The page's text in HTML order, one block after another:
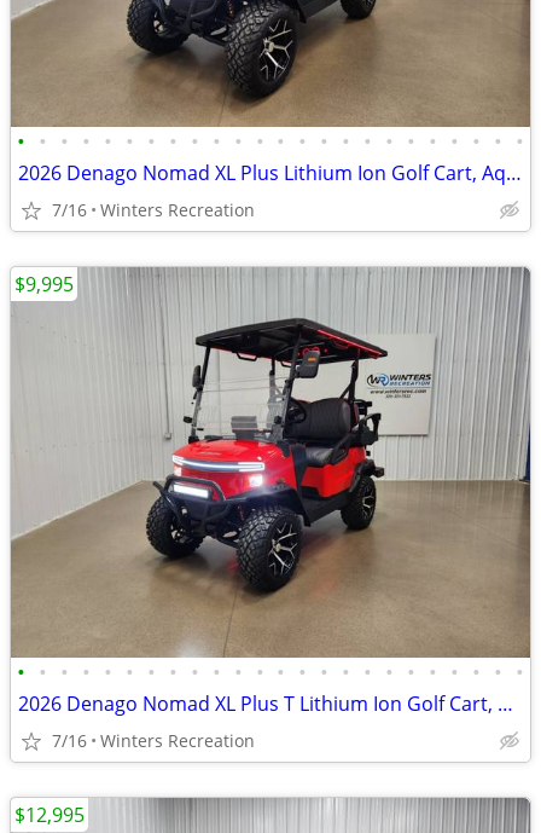
• • • • • • • • • • • • • • • • • • • • • • • •
2026 Denago Nomad XL Plus Lithium Ion Golf Cart, Aqua
7/16 Winters Recreation
• • • • • • • • • • • • • • • • • • • • • • • •
2026 Denago Nomad XL Plus T Lithium Ion Golf Cart, Scarlet
7/16 Winters Recreation
$9,995
$12,995